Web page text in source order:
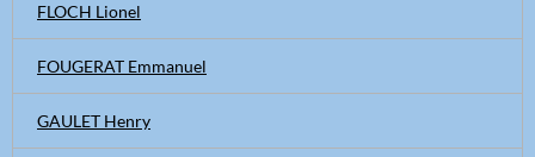
FLOCH Lionel
FOUGERAT Emmanuel
GAULET Henry